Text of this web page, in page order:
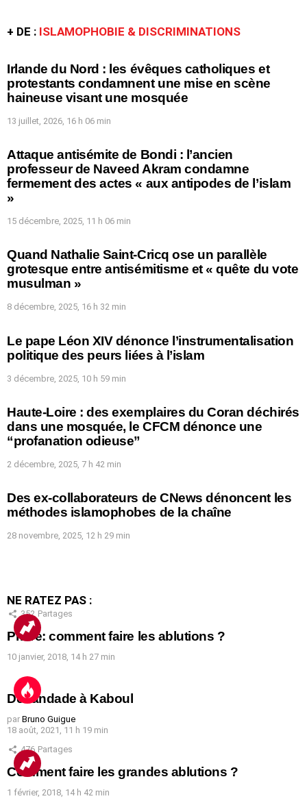
+ DE : ISLAMOPHOBIE & DISCRIMINATIONS
Irlande du Nord : les évêques catholiques et
protestants condamnent une mise en scène
haineuse visant une mosquée
13 juillet, 2026, 16 h 06 min
Attaque antisémite de Bondi : l’ancien
professeur de Naveed Akram condamne
fermement des actes « aux antipodes de l’islam
»
15 décembre, 2025, 11 h 06 min
Quand Nathalie Saint-Cricq ose un parallèle
grotesque entre antisémitisme et « quête du vote
musulman »
8 décembre, 2025, 16 h 32 min
Le pape Léon XIV dénonce l’instrumentalisation
politique des peurs liées à l’islam
3 décembre, 2025, 10 h 59 min
Haute-Loire : des exemplaires du Coran déchirés
dans une mosquée, le CFCM dénonce une
“profanation odieuse”
2 décembre, 2025, 7 h 42 min
Des ex-collaborateurs de CNews dénoncent les
méthodes islamophobes de la chaîne
28 novembre, 2025, 12 h 29 min
NE RATEZ PAS :
352 Partages
Prière: comment faire les ablutions ?
10 janvier, 2018, 14 h 27 min
Débandade à Kaboul
par Bruno Guigue
18 août, 2021, 11 h 19 min
476 Partages
Comment faire les grandes ablutions ?
1 février, 2018, 14 h 42 min